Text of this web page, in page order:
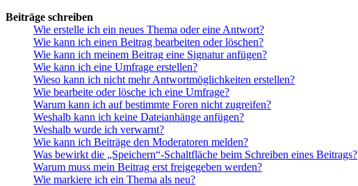
Beiträge schreiben
Wie erstelle ich ein neues Thema oder eine Antwort?
Wie kann ich einen Beitrag bearbeiten oder löschen?
Wie kann ich meinem Beitrag eine Signatur anfügen?
Wie kann ich eine Umfrage erstellen?
Wieso kann ich nicht mehr Antwortmöglichkeiten erstellen?
Wie bearbeite oder lösche ich eine Umfrage?
Warum kann ich auf bestimmte Foren nicht zugreifen?
Weshalb kann ich keine Dateianhänge anfügen?
Weshalb wurde ich verwarnt?
Wie kann ich Beiträge den Moderatoren melden?
Was bewirkt die „Speichern“-Schaltfläche beim Schreiben eines Beitrags?
Warum muss mein Beitrag erst freigegeben werden?
Wie markiere ich ein Thema als neu?